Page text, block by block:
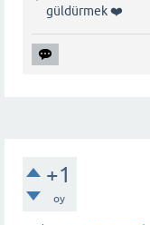
güldürmek ❤️
+1
oy